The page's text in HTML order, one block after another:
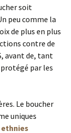
soit
peu comme la
de plus en plus
contre de
avant de, tant
par les
Le boucher
uniques